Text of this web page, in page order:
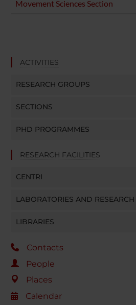
Movement Sciences Section
ACTIVITIES
RESEARCH GROUPS
SECTIONS
PHD PROGRAMMES
RESEARCH FACILITIES
CENTRI
LABORATORIES AND RESEARCH
LIBRARIES
Contacts
People
Places
Calendar